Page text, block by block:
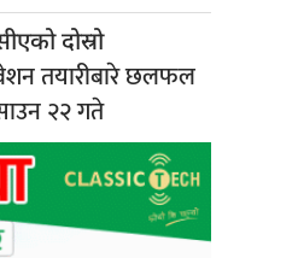
दोस्रो
तयारीबारे छलफल
२२ गते